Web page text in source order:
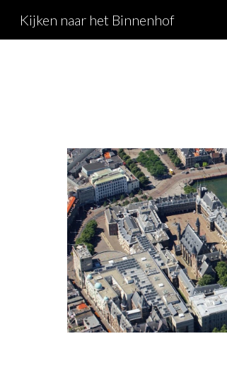
Kijken naar het Binnenhof